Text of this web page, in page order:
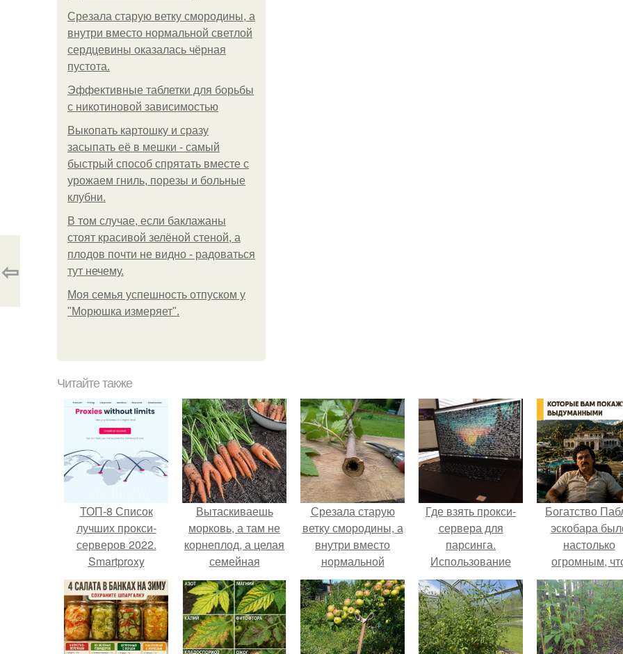
Срезала старую ветку смородины, а
внутри вместо нормальной светлой
сердцевины оказалась чёрная
пустота.
Эффективные таблетки для борьбы
с никотиновой зависимостью
Выкопать картошку и сразу
засыпать её в мешки - самый
быстрый способ спрятать вместе с
урожаем гниль, порезы и больные
клубни.
В том случае, если баклажаны
стоят красивой зелёной стеной, а
плодов почти не видно - радоваться
тут нечему.
Моя семья успешность отпуском у
"Морюшка измеряет".
⇦
Читайте также
ТОП-8 Список
лучших прокси-
серверов 2022.
Smartproxy
Вытаскиваешь
морковь, а там не
корнеплод, а целая
семейная
композиция: две
ноги, три руки и
ещё какой-то хвост
сбоку.
Срезала старую
ветку смородины, а
внутри вместо
нормальной
светлой
сердцевины
оказалась чёрная
пустота.
Где взять прокси-
сервера для
парсинга.
Использование
списка прокси-
серверов в
программе
Богатство
эскобара
настолько
огромным,
многие
нём звучат
вымысел.